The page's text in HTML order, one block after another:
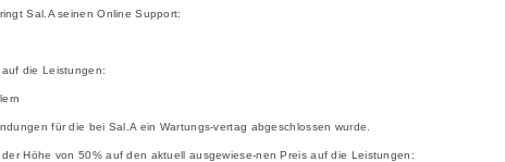
Sal.A seinen Online Support:
die Leistungen:
für die bei Sal.A ein Wartungs-vertag abgeschlossen wurde.
Höhe von 50% auf den aktuell ausgewiese-nen Preis auf die Leistungen: